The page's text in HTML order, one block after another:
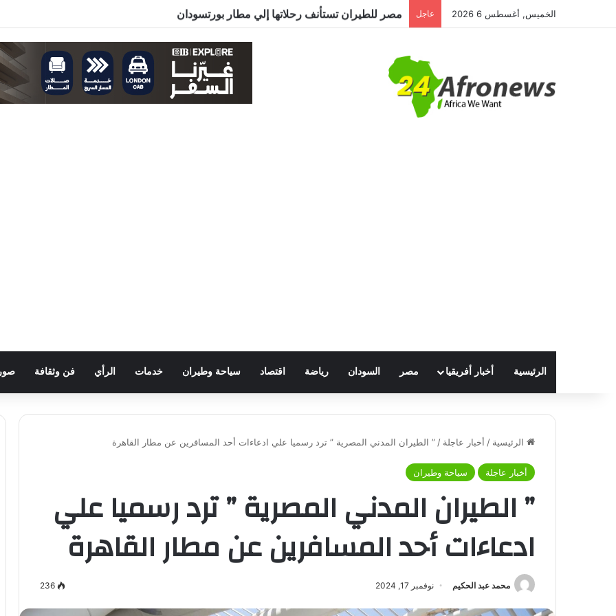
الخميس, أغسطس 6 2026 عاجل مصر للطيران تستأنف رحلاتها إلي مطار بورتسودان
الرئيسية أخبار أفريقيا مصر السودان رياضة اقتصاد سياحة وطيران خدمات الرأي فن وثقافة
الرئيسية / أخبار عاجلة / ” الطيران المدني المصرية ” ترد رسميا علي ادعاءات أحد المسافرين عن مطار القاهرة
أخبار عاجلة سياحة وطيران
” الطيران المدني المصرية ” ترد رسميا علي
ادعاءات أحد المسافرين عن مطار القاهرة
محمد عبد الحكيم نوفمبر 17, 2024 236